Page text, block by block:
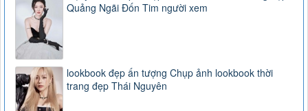
Quảng Ngãi Đốn Tim người xem
lookbook đẹp ấn tượng Chụp ảnh lookbook thời
trang đẹp Thái Nguyên